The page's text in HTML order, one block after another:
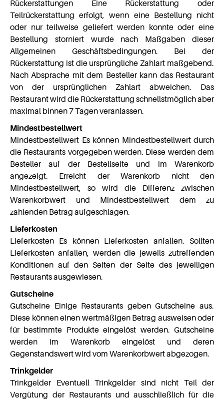
Rückerstattungen Eine Rückerstattung oder
Teilrückerstattung erfolgt, wenn eine Bestellung nicht
oder nur teilweise geliefert werden konnte oder eine
Bestellung storniert wurde nach Maßgaben dieser
Allgemeinen Geschäftsbedingungen. Bei der
Rückerstattung ist die ursprüngliche Zahlart maßgebend.
Nach Absprache mit dem Besteller kann das Restaurant
von der ursprünglichen Zahlart abweichen. Das
Restaurant wird die Rückerstattung schnellstmöglich aber
maximal binnen 7 Tagen veranlassen.
Mindestbestellwert
Mindestbestellwert Es können Mindestbestellwert durch
die Restaurants vorgegeben werden. Diese werden dem
Besteller auf der Bestellseite und im Warenkorb
angezeigt. Erreicht der Warenkorb nicht den
Mindestbestellwert, so wird die Differenz zwischen
Warenkorbwert und Mindestbestellwert dem zu
zahlenden Betrag aufgeschlagen.
Lieferkosten
Lieferkosten Es können Lieferkosten anfallen. Sollten
Lieferkosten anfallen, werden die jeweils zutreffenden
Konditionen auf den Seiten der Seite des jeweiligen
Restaurants ausgewiesen.
Gutscheine
Gutscheine Einige Restaurants geben Gutscheine aus.
Diese können einen wertmäßigen Betrag ausweisen oder
für bestimmte Produkte eingelöst werden. Gutscheine
werden im Warenkorb eingelöst und deren
Gegenstandswert wird vom Warenkorbwert abgezogen.
Trinkgelder
Trinkgelder Eventuell Trinkgelder sind nicht Teil der
Vergütung der Restaurants und ausschließlich für die